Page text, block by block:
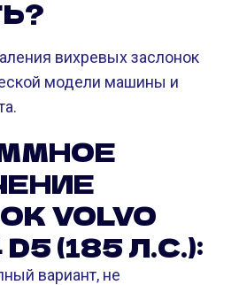
вихревых заслонок
модели машины и
VOLVO
(185 Л.С.):
вариант, не